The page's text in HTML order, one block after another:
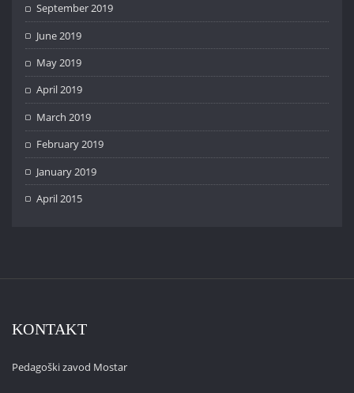
September 2019
June 2019
May 2019
April 2019
March 2019
February 2019
January 2019
April 2015
KONTAKT
Pedagoški zavod Mostar